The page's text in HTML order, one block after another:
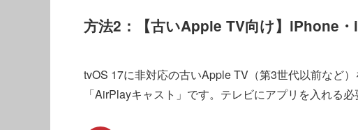
方法2：【古いApple TV向け】iPhone
tvOS 17に非対応の古いApple TV（第3世代以前など
「AirPlayキャスト」です。テレビにアプリを入れる必